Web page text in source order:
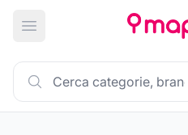
Apri menu principale